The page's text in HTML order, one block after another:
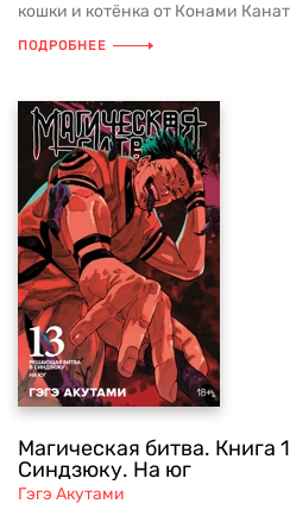
кошки и котёнка от Конами
ПОДРОБНЕЕ
Магическая битва.
Синдзюку. На юг
Гэгэ Акутами